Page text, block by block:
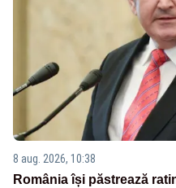
8 aug. 2026, 10:38
România își păstrează